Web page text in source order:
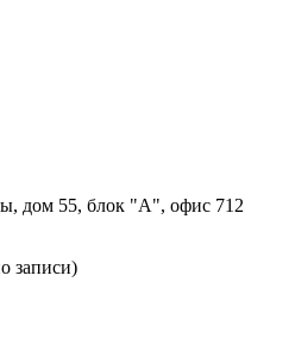
дом 55, блок "А", офис 712
записи)